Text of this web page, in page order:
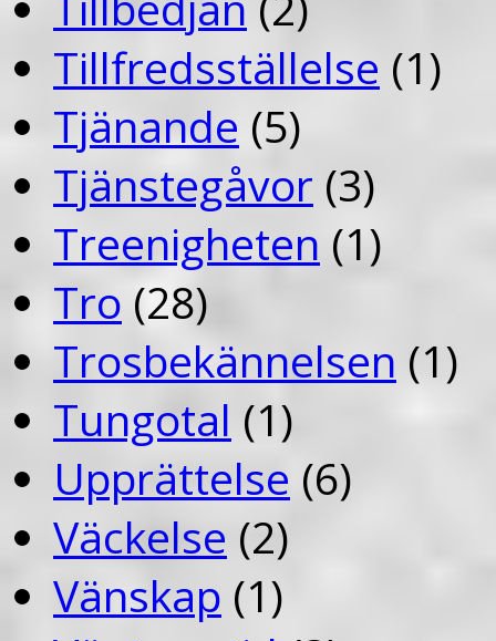
Tillfredsställelse (1)
Tjänande (5)
Tjänstegåvor (3)
Treenigheten (1)
Tro (28)
Trosbekännelsen (1)
Tungotal (1)
Upprättelse (6)
Väckelse (2)
Vänskap (1)